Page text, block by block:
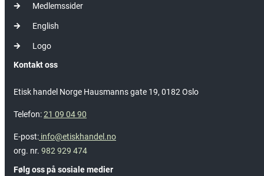
Medlemssider
English
Logo
Kontakt oss
Etisk handel Norge Hausmanns gate 19, 0182 Oslo
Telefon:21 09 04 90
E-post: info@etiskhandel.no
org. nr. 982 929 474
Følg oss på sosiale medier